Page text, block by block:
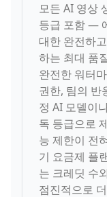
모든 AI 영상
등급 포함 —
대한 완전하
하는 최대 품
완전한 워터
권한, 팀의 반
정 AI 모델이
독 등급으로
능 제한이 전
기 요금제 플
는 크레딧 수
점진적으로